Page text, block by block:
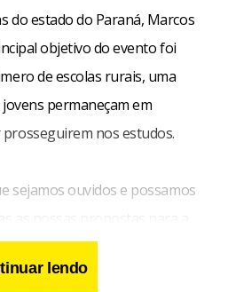
do estado do Paraná, Marcos
objetivo do evento foi
de escolas rurais, uma
permaneçam em
nos estudos.
sejamos ouvidos e possamos
rápido possível. Nós já
do governo e não
lendo